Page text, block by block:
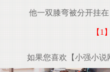
他一双膝弯被分开挂在
【1】
如果您喜欢【小强小说